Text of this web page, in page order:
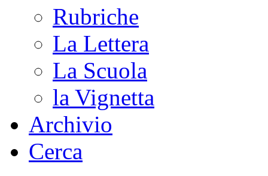
Rubriche
La Lettera
La Scuola
la Vignetta
Archivio
Cerca